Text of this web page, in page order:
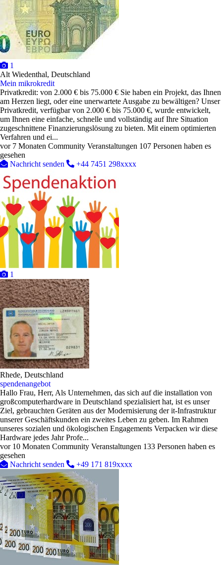
1
Alt Wiedenthal, Deutschland
Mein mikrokredit
Privatkredit: von 2.000 € bis 75.000 € Sie haben ein Projekt, das Ihnen
am Herzen liegt, oder eine unerwartete Ausgabe zu bewältigen? Unser
Privatkredit, verfügbar von 2.000 € bis 75.000 €, wurde entwickelt,
um Ihnen eine einfache, schnelle und vollständig auf Ihre Situation
zugeschnittene Finanzierungslösung zu bieten. Mit einem optimierten
Verfahren und ei...
vor 7 Monaten Community Veranstaltungen 107 Personen haben es
gesehen
Nachricht senden
+44 7451 298xxxx
1
Rhede, Deutschland
spendenangebot
Hallo Frau, Herr, Als Unternehmen, das sich auf die installation von
großcomputerhardware in Deutschland spezialisiert hat, ist es unser
Ziel, gebrauchten Geräten aus der Modernisierung der it-Infrastruktur
unserer Geschäftskunden ein zweites Leben zu geben. Im Rahmen
unseres sozialen und ökologischen Engagements Verpacken wir diese
Hardware jedes Jahr Profe...
vor 10 Monaten Community Veranstaltungen 133 Personen haben es
gesehen
Nachricht senden
+49 171 819xxxx